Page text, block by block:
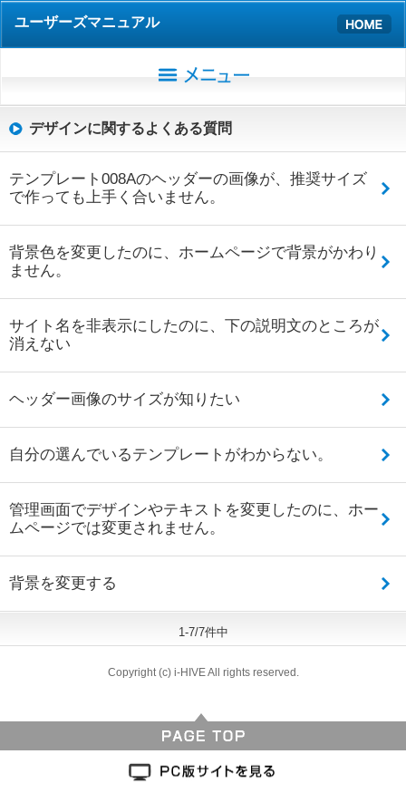
ユーザーズマニュアル
デザインに関するよくある質問
テンプレート008Aのヘッダーの画像が、推奨サイズ
で作っても上手く合いません。
背景色を変更したのに、ホームページで背景がかわり
ません。
サイト名を非表示にしたのに、下の説明文のところが
消えない
ヘッダー画像のサイズが知りたい
自分の選んでいるテンプレートがわからない。
管理画面でデザインやテキストを変更したのに、ホー
ムページでは変更されません。
背景を変更する
1-7/7件中
Copyright (c) i-HIVE All rights reserved.